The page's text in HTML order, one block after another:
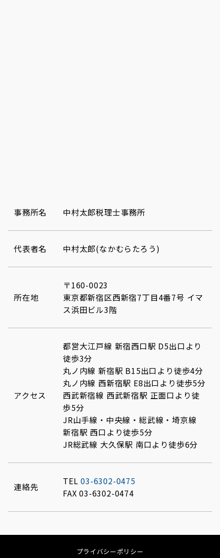
事務所名 中村太郎税理士事務所
代表者名 中村太郎(なかむらたろう)
所在地
〒160-0023
東京都新宿区西新宿7丁目4番7号 イマ
ス浜田ビル3階
アクセス
都営大江戸線 新宿西口駅 D5出口より
徒歩3分
丸ノ内線 新宿駅 B15出口より徒歩4分
丸ノ内線 西新宿駅 E8出口より徒歩5分
西武新宿線 西武新宿駅 正面口より徒
歩5分
JR山手線・中央線・総武線・埼京線
新宿駅 西口より徒歩5分
JR総武線 大久保駅 南口より徒歩6分
連絡先 TEL03-6302-0475
FAX 03-6302-0474
プライバシーポリシー